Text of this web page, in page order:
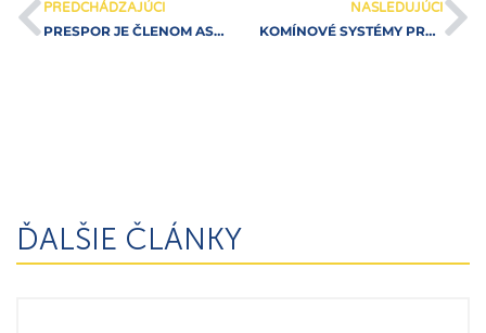
PREDCHÁDZAJÚCI
PRESPOR JE ČLENOM ASAS
NASLEDUJÚCI
KOMÍNOVÉ SYSTÉMY PRE KAŽDÚ STAVBU, PRE KAŽDÚ DOMÁCNOSŤ
ĎALŠIE ČLÁNKY